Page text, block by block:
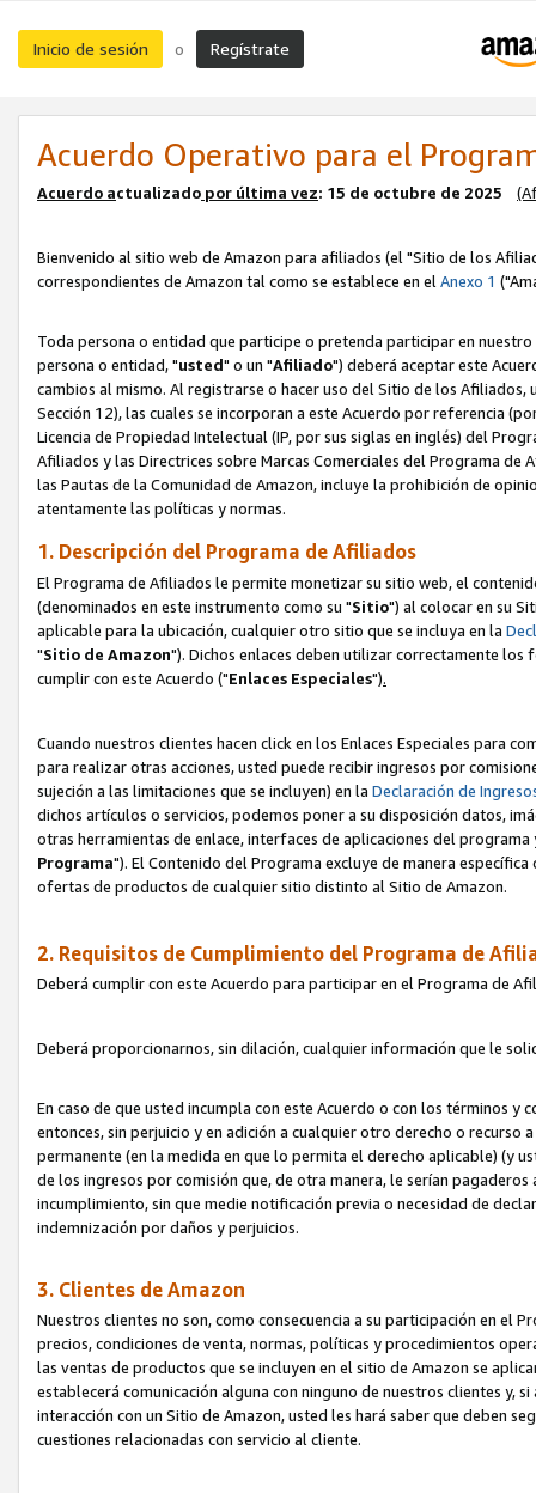
Inicio de sesión o Regístrate
Acuerdo Operativo para el
Acuerdo actualizado por última vez: 15 de octubre de 2025
Bienvenido al sitio web de Amazon para afiliados (el "Sitio de los
correspondientes de Amazon tal como se establece en elAnexo 1
Toda persona o entidad que participe o pretenda participar en
persona o entidad, "usted" o un "Afiliado") deberá aceptar este
cambios al mismo. Al registrarse o hacer uso del Sitio de los
Sección 12), las cuales se incorporan a este Acuerdo por referencia
Licencia de Propiedad Intelectual (IP, por sus siglas en inglés) del
Afiliados y las Directrices sobre Marcas Comerciales del Programa
las Pautas de la Comunidad de Amazon, incluye la prohibición de
atentamente las políticas y normas.
1. Descripción del Programa de Afiliados
El Programa de Afiliados le permite monetizar su sitio web, el
(denominados en este instrumento como su "Sitio") al colocar en su
aplicable para la ubicación, cualquier otro sitio que se incluya en la
"Sitio de Amazon"). Dichos enlaces deben utilizar correctamente los
cumplir con este Acuerdo ("Enlaces Especiales").
Cuando nuestros clientes hacen click en los Enlaces Especiales para
para realizar otras acciones, usted puede recibir ingresos por
sujeción a las limitaciones que se incluyen) en la Declaración de
dichos artículos o servicios, podemos poner a su disposición datos,
otras herramientas de enlace, interfaces de aplicaciones del
Programa"). El Contenido del Programa excluye de manera
ofertas de productos de cualquier sitio distinto al Sitio de Amazon.
2. Requisitos de Cumplimiento del Programa de
Deberá cumplir con este Acuerdo para participar en el Programa de
Deberá proporcionarnos, sin dilación, cualquier información que le
En caso de que usted incumpla con este Acuerdo o con los términos
entonces, sin perjuicio y en adición a cualquier otro derecho o
permanente (en la medida en que lo permita el derecho aplicable) (y
de los ingresos por comisión que, de otra manera, le serían
incumplimiento, sin que medie notificación previa o necesidad de
indemnización por daños y perjuicios.
3. Clientes de Amazon
Nuestros clientes no son, como consecuencia a su participación en el
precios, condiciones de venta, normas, políticas y procedimientos
las ventas de productos que se incluyen en el sitio de Amazon se
establecerá comunicación alguna con ninguno de nuestros clientes y,
interacción con un Sitio de Amazon, usted les hará saber que deben
cuestiones relacionadas con servicio al cliente.